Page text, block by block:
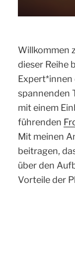
Willkommen
dieser Reihe
Expert*innen
spannenden
mit einem
führenden
Mit meinen
beitragen,
über den
Vorteile der